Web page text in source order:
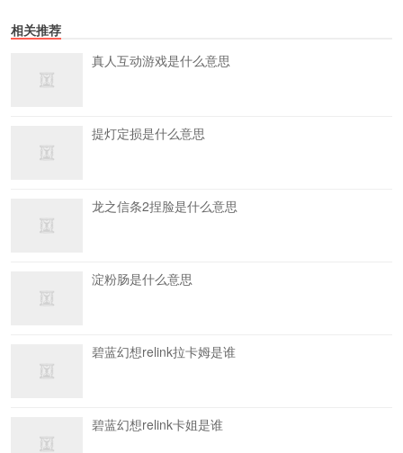
相关推荐
真人互动游戏是什么意思
提灯定损是什么意思
龙之信条2捏脸是什么意思
淀粉肠是什么意思
碧蓝幻想relink拉卡姆是谁
碧蓝幻想relink卡姐是谁